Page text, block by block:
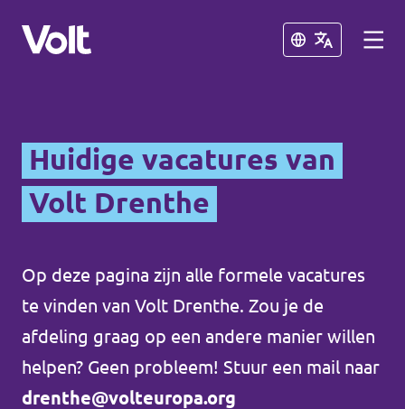
Sluiten
Sluiten
Standpunten
Over Volt
Mensen
Nieuws
Huidige vacatures van
Volt Drenthe
Op deze pagina zijn alle formele vacatures
te vinden van Volt Drenthe. Zou je de
afdeling graag op een andere manier willen
helpen? Geen probleem! Stuur een mail naar
drenthe@volteuropa.org